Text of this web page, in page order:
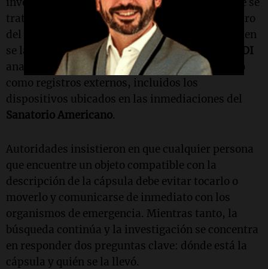
trata simplemente de un objeto extraviado dentro
del establecimiento y buscan establecer si alguien
se la llevó de manera deliberada. Para ello, la
PDI
analiza tanto las cámaras internas del instituto
como registros externos, incluidos los
dispositivos ubicados en las inmediaciones del
Sanatorio Americano.
Autoridades insistieron en que cualquier persona
que encuentre un objeto compatible con la
descripción de la cápsula debe evitar tocarlo o
moverlo y comunicarse de inmediato con los
organismos de emergencia. Mientras tanto, la
búsqueda continúa y la investigación se concentra
en responder dos preguntas clave: dónde está la
cápsula y quién se la llevó.